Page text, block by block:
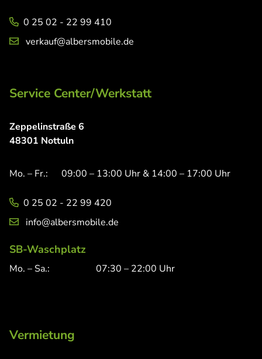
0 25 02 - 22 99 410
verkauf@albersmobile.de
Service Center/Werkstatt
Zeppelinstraße 6
48301 Nottuln
Mo. – Fr.: 09:00 – 13:00 Uhr & 14:00 – 17:00 Uhr
0 25 02 - 22 99 420
info@albersmobile.de
SB-Waschplatz
Mo. – Sa.: 07:30 – 22:00 Uhr
Vermietung